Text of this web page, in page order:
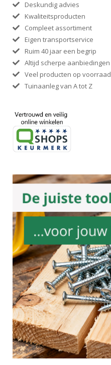
Deskundig advies
Kwaliteitsproducten
Compleet assortiment
Eigen transportservice
Ruim 40 jaar een begrip
Altijd scherpe aanbiedingen
Veel producten op voorraad
Tuinaanleg van A tot Z